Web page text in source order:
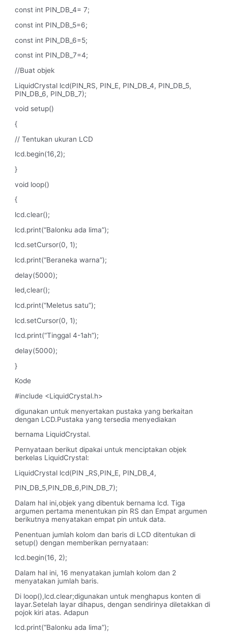
const int PIN_DB_4= 7;
const int PIN_DB_5=6;
const int PIN_DB_6=5;
const int PIN_DB_7=4;
//Buat objek
LiquidCrystal lcd(PIN_RS, PIN_E, PIN_DB_4, PIN_DB_5,
PIN_DB_6, PIN_DB_7);
void setup()
{
// Tentukan ukuran LCD
lcd.begin(16,2);
}
void loop()
{
lcd.clear();
lcd.print(“Balonku ada lima”);
lcd.setCursor(0, 1);
lcd.print(“Beraneka warna”);
delay(5000);
led,clear();
lcd.print(“Meletus satu”);
lcd.setCursor(0, 1);
Icd.print(“Tinggal 4-1ah”);
delay(5000);
}
Kode
#include <LiquidCrystal.h>
digunakan untuk menyertakan pustaka yang berkaitan
dengan LCD.Pustaka yang tersedia menyediakan
bernama LiquidCrystal.
Pernyataan berikut dipakai untuk menciptakan objek
berkelas LiquidCrystal:
LiquidCrystal lcd(PIN _RS,PIN_E, PIN_DB_4,
PIN_DB_5,PIN_DB_6,PIN_DB_7);
Dalam hal ini,objek yang dibentuk bernama lcd. Tiga
argumen pertama menentukan pin RS dan Empat argumen
berikutnya menyatakan empat pin untuk data.
Penentuan jumlah kolom dan baris di LCD ditentukan di
setup() dengan memberikan pernyataan:
lcd.begin(16, 2);
Dalam hal ini, 16 menyatakan jumlah kolom dan 2
menyatakan jumlah baris.
Di loop(),lcd.clear;digunakan untuk menghapus konten di
layar.Setelah layar dihapus, dengan sendirinya diletakkan di
pojok kiri atas. Adapun
lcd.print(“Balonku ada lima”);